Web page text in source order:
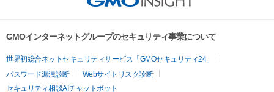
GMOインターネットグループのセキュリティ事業について
世界初総合ネットセキュリティサービス「GMOセキュリティ24」
パスワード漏洩診断
Webサイトリスク診断
セキュリティ相談AIチャットボット